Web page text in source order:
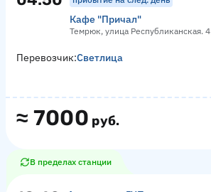
Кафе "Причал"
Темрюк, улица Республиканская. 4
≈ 7000 руб.
Перевозчик:Светлица
В пределах станции